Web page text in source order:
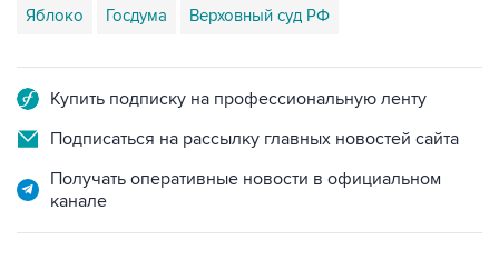
Подписаться на рассылку главных новостей сайта
Получать оперативные новости в официальном
канале
НОВОСТИ ПО ТЕМЕ